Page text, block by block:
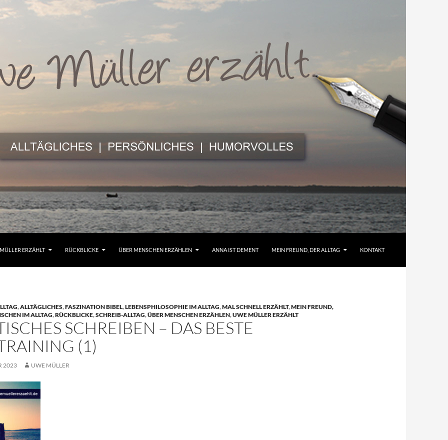
ERZÄHLT RÜCKBLICKE ÜBER MENSCHEN ERZÄHLEN ANNA IST DEMENT MEIN FREUND, DER ALLTAG KONTAKT
,ALLTÄGLICHES,FASZINATION BIBEL,LEBENSPHILOSOPHIE IM ALLTAG,MAL SCHNELL ERZÄHLT,MEIN FREUND,
IM ALLTAG,RÜCKBLICKE,SCHREIB-ALLTAG,ÜBER MENSCHEN ERZÄHLEN,UWE MÜLLER ERZÄHLT
SCHREIBEN – DAS BESTE
(1)
2023 UWE MÜLLER